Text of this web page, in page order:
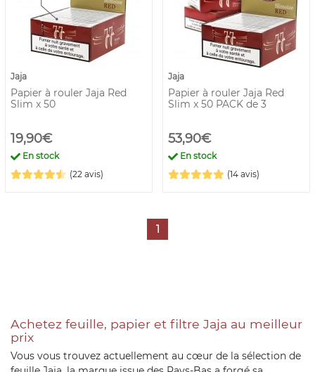
Jaja
Papier à rouler Jaja Red
Slim x 50
19,90€
En stock
(22 avis)
Jaja
Papier à rouler Jaja Red
Slim x 50 PACK de 3
53,90€
En stock
(14 avis)
1
Achetez feuille, papier et filtre Jaja au meilleur
prix
Vous vous trouvez actuellement au cœur de la sélection de